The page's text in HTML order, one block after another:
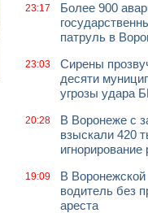
23:17
Более 900
патруль в
23:03
Сирены
десяти
угрозы удара
20:28
В Воронеже с
взыскали 420
19:09
В
водитель без
ареста